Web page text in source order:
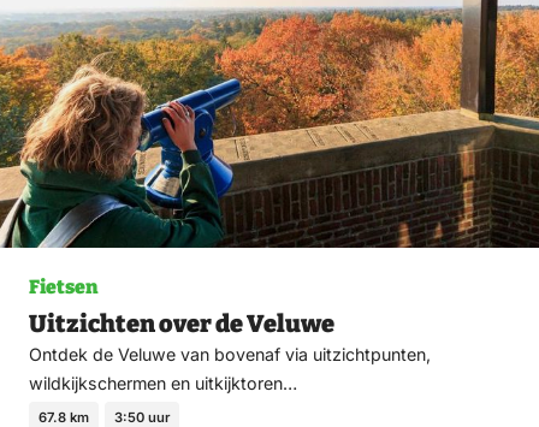
Fietsen
Uitzichten over de Veluwe
Ontdek de Veluwe van bovenaf via uitzichtpunten,
wildkijkschermen en uitkijktoren…
67.8 km 3:50 uur